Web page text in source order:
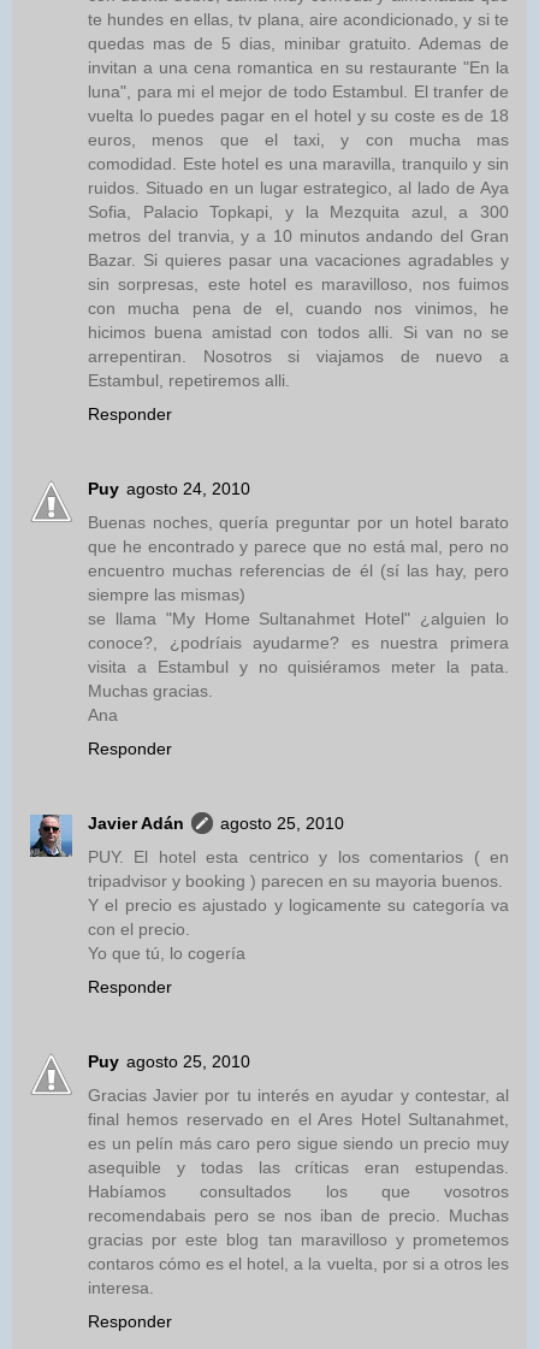
te hundes en ellas, tv plana, aire acondicionado, y si te
quedas mas de 5 dias, minibar gratuito. Ademas de
invitan a una cena romantica en su restaurante "En la
luna", para mi el mejor de todo Estambul. El tranfer de
vuelta lo puedes pagar en el hotel y su coste es de 18
euros, menos que el taxi, y con mucha mas
comodidad. Este hotel es una maravilla, tranquilo y sin
ruidos. Situado en un lugar estrategico, al lado de Aya
Sofia, Palacio Topkapi, y la Mezquita azul, a 300
metros del tranvia, y a 10 minutos andando del Gran
Bazar. Si quieres pasar una vacaciones agradables y
sin sorpresas, este hotel es maravilloso, nos fuimos
con mucha pena de el, cuando nos vinimos, he
hicimos buena amistad con todos alli. Si van no se
arrepentiran. Nosotros si viajamos de nuevo a
Estambul, repetiremos alli.
Responder
Puy agosto 24, 2010
Buenas noches, quería preguntar por un hotel barato
que he encontrado y parece que no está mal, pero no
encuentro muchas referencias de él (sí las hay, pero
siempre las mismas)
se llama "My Home Sultanahmet Hotel" ¿alguien lo
conoce?, ¿podríais ayudarme? es nuestra primera
visita a Estambul y no quisiéramos meter la pata.
Muchas gracias.
Ana
Responder
Javier Adán
agosto 25, 2010
PUY. El hotel esta centrico y los comentarios ( en
tripadvisor y booking ) parecen en su mayoria buenos.
Y el precio es ajustado y logicamente su categoría va
con el precio.
Yo que tú, lo cogería
Responder
Puy agosto 25, 2010
Gracias Javier por tu interés en ayudar y contestar, al
final hemos reservado en el Ares Hotel Sultanahmet,
es un pelín más caro pero sigue siendo un precio muy
asequible y todas las críticas eran estupendas.
Habíamos consultados los que vosotros
recomendabais pero se nos iban de precio. Muchas
gracias por este blog tan maravilloso y prometemos
contaros cómo es el hotel, a la vuelta, por si a otros les
interesa.
Responder